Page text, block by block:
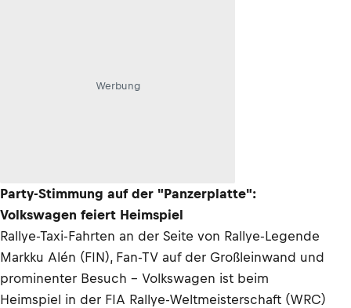
Werbung
Party-Stimmung auf der "Panzerplatte":
Volkswagen feiert Heimspiel
Rallye-Taxi-Fahrten an der Seite von Rallye-Legende
Markku Alén (FIN), Fan-TV auf der Großleinwand und
prominenter Besuch – Volkswagen ist beim
Heimspiel in der FIA Rallye-Weltmeisterschaft (WRC)